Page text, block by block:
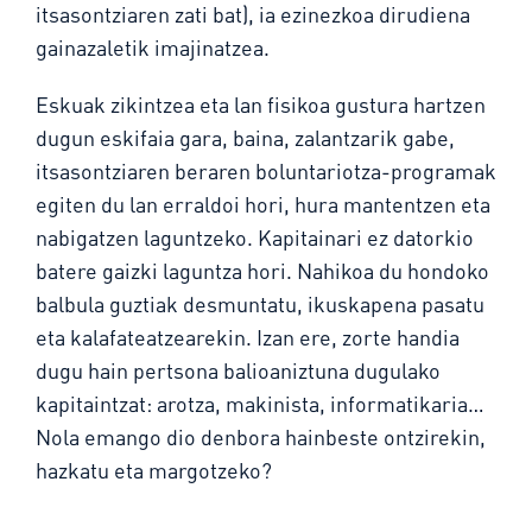
itsasontziaren zati bat), ia ezinezkoa dirudiena
gainazaletik imajinatzea.
Eskuak zikintzea eta lan fisikoa gustura hartzen
dugun eskifaia gara, baina, zalantzarik gabe,
itsasontziaren beraren boluntariotza-programak
egiten du lan erraldoi hori, hura mantentzen eta
nabigatzen laguntzeko. Kapitainari ez datorkio
batere gaizki laguntza hori. Nahikoa du hondoko
balbula guztiak desmuntatu, ikuskapena pasatu
eta kalafateatzearekin. Izan ere, zorte handia
dugu hain pertsona balioaniztuna dugulako
kapitaintzat: arotza, makinista, informatikaria…
Nola emango dio denbora hainbeste ontzirekin,
hazkatu eta margotzeko?